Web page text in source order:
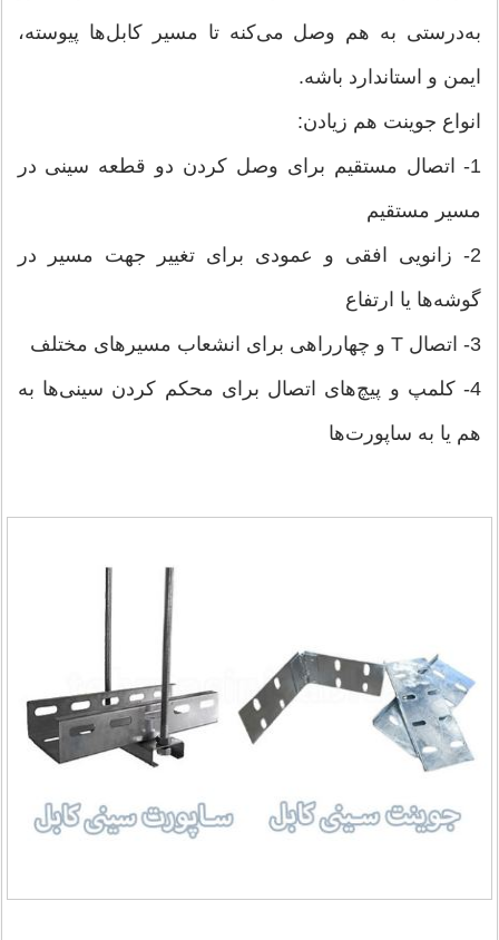
به‌درستی به هم وصل می‌کنه تا مسیر کابل‌ها پیوسته،
ایمن و استاندارد باشه.
انواع جوینت هم زیادن:
1- اتصال مستقیم برای وصل کردن دو قطعه سینی در
مسیر مستقیم
2- زانویی افقی و عمودی برای تغییر جهت مسیر در
گوشه‌ها یا ارتفاع
3- اتصال T و چهارراهی برای انشعاب مسیرهای مختلف
4- کلمپ و پیچ‌های اتصال برای محکم کردن سینی‌ها به
هم یا به ساپورت‌ها